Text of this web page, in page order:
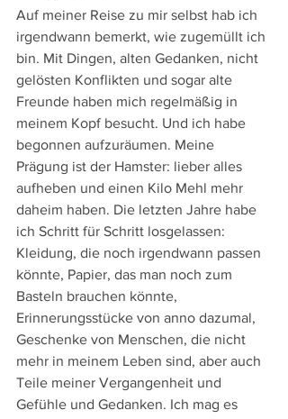
Auf meiner Reise zu mir selbst hab ich
irgendwann bemerkt, wie zugemüllt ich
bin. Mit Dingen, alten Gedanken, nicht
gelösten Konflikten und sogar alte
Freunde haben mich regelmäßig in
meinem Kopf besucht. Und ich habe
begonnen aufzuräumen. Meine
Prägung ist der Hamster: lieber alles
aufheben und einen Kilo Mehl mehr
daheim haben. Die letzten Jahre habe
ich Schritt für Schritt losgelassen:
Kleidung, die noch irgendwann passen
könnte, Papier, das man noch zum
Basteln brauchen könnte,
Erinnerungsstücke von anno dazumal,
Geschenke von Menschen, die nicht
mehr in meinem Leben sind, aber auch
Teile meiner Vergangenheit und
Gefühle und Gedanken. Ich mag es